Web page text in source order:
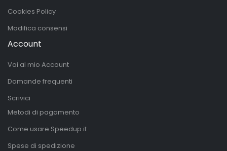
Cookies Policy
Modifica consensi
Account
Vai al mio Account
Domande frequenti
Scrivici
Metodi di pagamento
Come usare Speedup.it
Spese di spedizione